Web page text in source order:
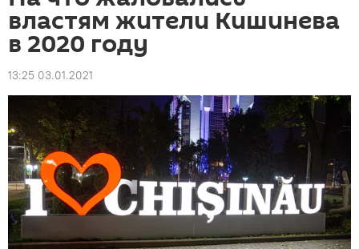
властям жители Кишинева
в 2020 году
13:25 03.01.2021